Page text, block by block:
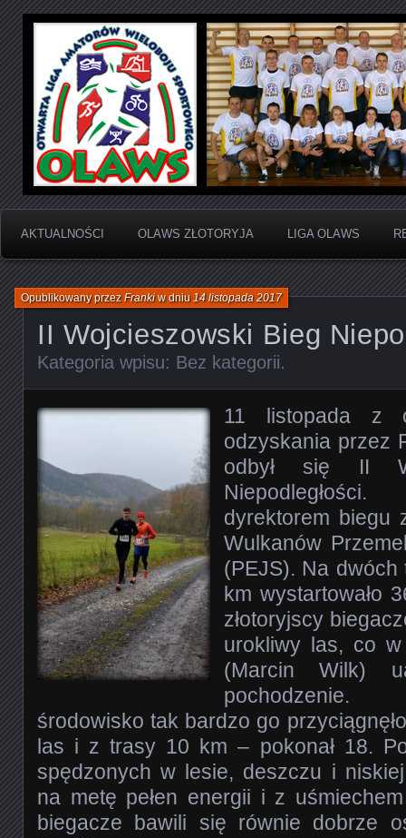
OLAWS | Otwarta
Sportowego
Otwarta Liga Amatorów Wieloboju Sportowego
AKTUALNOŚCI OLAWS ZŁOTORYJA LIGA OLAWS
II Wojcieszowski Bieg
Opublikowany przezFrankiw dniu14 listopada 2017
Kategoria wpisu: Bez kategorii.
11 listopada z
odzyskania przez
odbył się II
dyrektorem biegu
Wulkanów
(PEJS). Na
km wystartowało
złotoryjscy
urokliwy las, co w
(Marcin Wilk)
środowisko tak bardzo go
las i z trasy 10 km – pokonał 18.
spędzonych w lesie, deszczu i niskiej
na metę pełen energii i z
biegacze bawili się równie dobrze